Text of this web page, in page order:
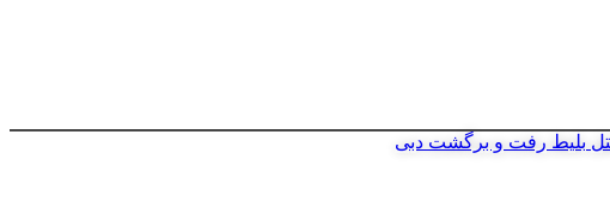
بلیط رفت و برگشت دبی